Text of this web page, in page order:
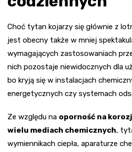
Choć tytan kojarzy się głównie z
jest obecny także w mniej
wymagających zastosowaniach
nich pozostaje niewidocznych dla
bo kryją się w instalacjach
energetycznych czy systemach
Ze względu na oporność na
wielu mediach chemicznych,
wymiennikach ciepła, aparaturze